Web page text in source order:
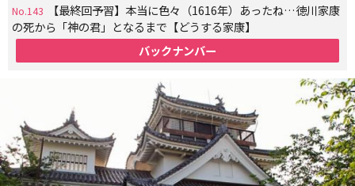
No.143
【最終回予習】本当に色々（1616年）あったね…徳川家康
の死から「神の君」となるまで【どうする家康】
バックナンバー